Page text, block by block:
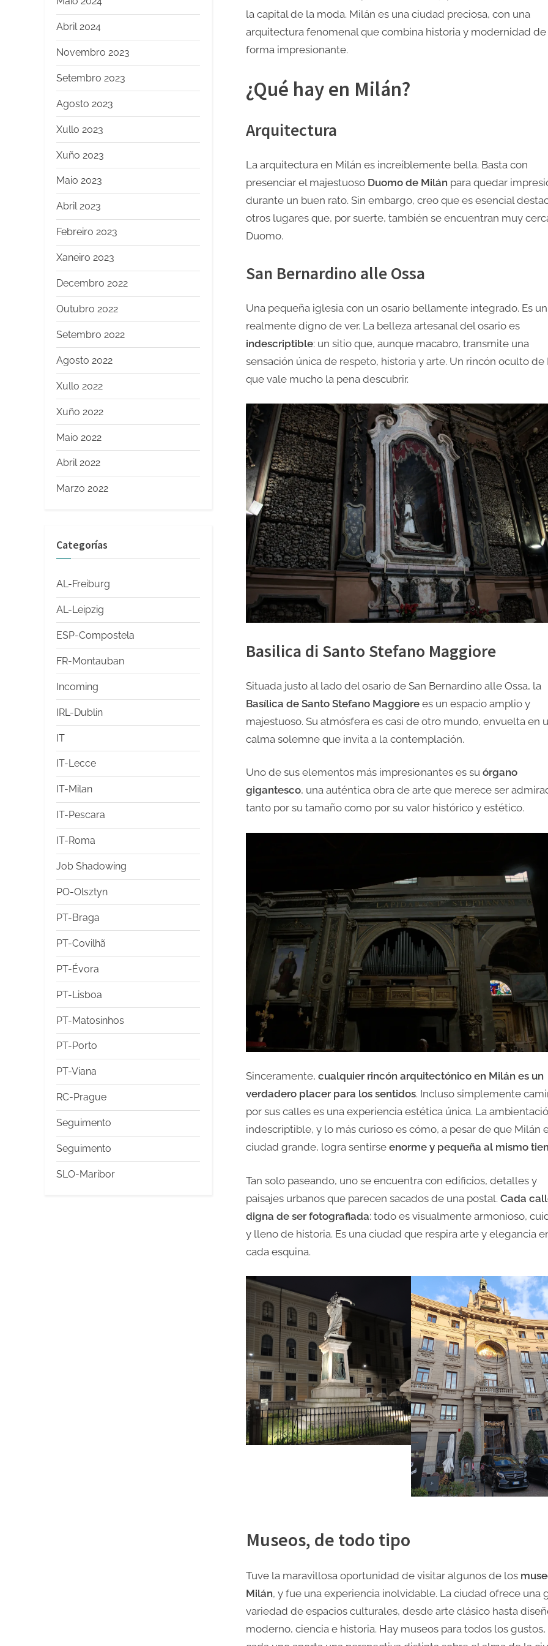
mucho
más
la capital de la moda. Milán es una ciudad preciosa, con una
arquitectura fenomenal que combina historia y modernidad de
forma impresionante.
¿Qué hay en Milán?
Arquitectura
La arquitectura en Milán es increíblemente bella. Basta con
presenciar el majestuoso Duomo de Milán para quedar
durante un buen rato. Sin embargo, creo que es esencial
otros lugares que, por suerte, también se encuentran muy
Duomo.
San Bernardino alle Ossa
Una pequeña iglesia con un osario bellamente integrado. Es
realmente digno de ver. La belleza artesanal del osario es
indescriptible: un sitio que, aunque macabro, transmite una
sensación única de respeto, historia y arte. Un rincón oculto de
que vale mucho la pena descubrir.
Basilica di Santo Stefano Maggiore
Situada justo al lado del osario de San Bernardino alle Ossa, la
Basílica de Santo Stefano Maggiore es un espacio amplio y
majestuoso. Su atmósfera es casi de otro mundo, envuelta en
calma solemne que invita a la contemplación.
Uno de sus elementos más impresionantes es su órgano
gigantesco, una auténtica obra de arte que merece ser
tanto por su tamaño como por su valor histórico y estético.
Sinceramente, cualquier rincón arquitectónico en Milán es un
verdadero placer para los sentidos. Incluso simplemente
por sus calles es una experiencia estética única. La
indescriptible, y lo más curioso es cómo, a pesar de que Milán
ciudad grande, logra sentirse enorme y pequeña al mismo
Tan solo paseando, uno se encuentra con edificios, detalles y
paisajes urbanos que parecen sacados de una postal. Cada
digna de ser fotografiada: todo es visualmente armonioso,
y lleno de historia. Es una ciudad que respira arte y elegancia
cada esquina.
Museos, de todo tipo
Tuve la maravillosa oportunidad de visitar algunos de los
Milán, y fue una experiencia inolvidable. La ciudad ofrece una
variedad de espacios culturales, desde arte clásico hasta
moderno, ciencia e historia. Hay museos para todos los gustos,
Abril 2024
Novembro 2023
Setembro 2023
Agosto 2023
Xullo 2023
Xuño 2023
Maio 2023
Abril 2023
Febreiro 2023
Xaneiro 2023
Decembro 2022
Outubro 2022
Setembro 2022
Agosto 2022
Xullo 2022
Xuño 2022
Maio 2022
Abril 2022
Marzo 2022
Categorías
AL-Freiburg
AL-Leipzig
ESP-Compostela
FR-Montauban
Incoming
IRL-Dublin
IT
IT-Lecce
IT-Milan
IT-Pescara
IT-Roma
Job Shadowing
PO-Olsztyn
PT-Braga
PT-Covilhã
PT-Évora
PT-Lisboa
PT-Matosinhos
PT-Porto
PT-Viana
RC-Prague
Seguimento
Seguimento
SLO-Maribor